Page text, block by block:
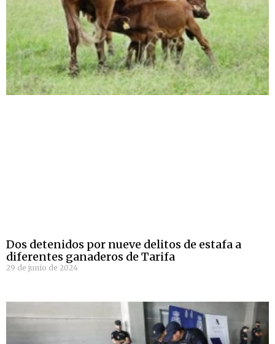
Dos detenidos por nueve delitos de estafa a
diferentes ganaderos de Tarifa
29 de junio de 2024